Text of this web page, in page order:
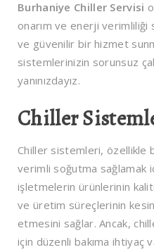
Burhaniye Chiller Servisi
onarım ve enerji verimliliği
ve güvenilir bir hizmet
sistemlerinizin sorunsuz
yanınızdayız.
Chiller
Chiller sistemleri, özellikle
verimli soğutma sağlamak
işletmelerin ürünlerinin
ve üretim süreçlerinin
etmesini sağlar. Ancak,
için düzenli bakıma ihtiyaç